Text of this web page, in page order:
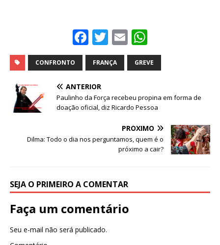
F
a
c
e
b
o
k
T
w
it
r
E
m
ai
h
at
A
p
p
CONFRONTO FRANÇA GREVE
ANTERIOR
Paulinho da Força recebeu propina em forma de
doação oficial, diz Ricardo Pessoa
PRÓXIMO
Dilma: Todo o dia nos perguntamos, quem é o
próximo a cair?
SEJA O PRIMEIRO A COMENTAR
Faça um comentário
Seu e-mail não será publicado.